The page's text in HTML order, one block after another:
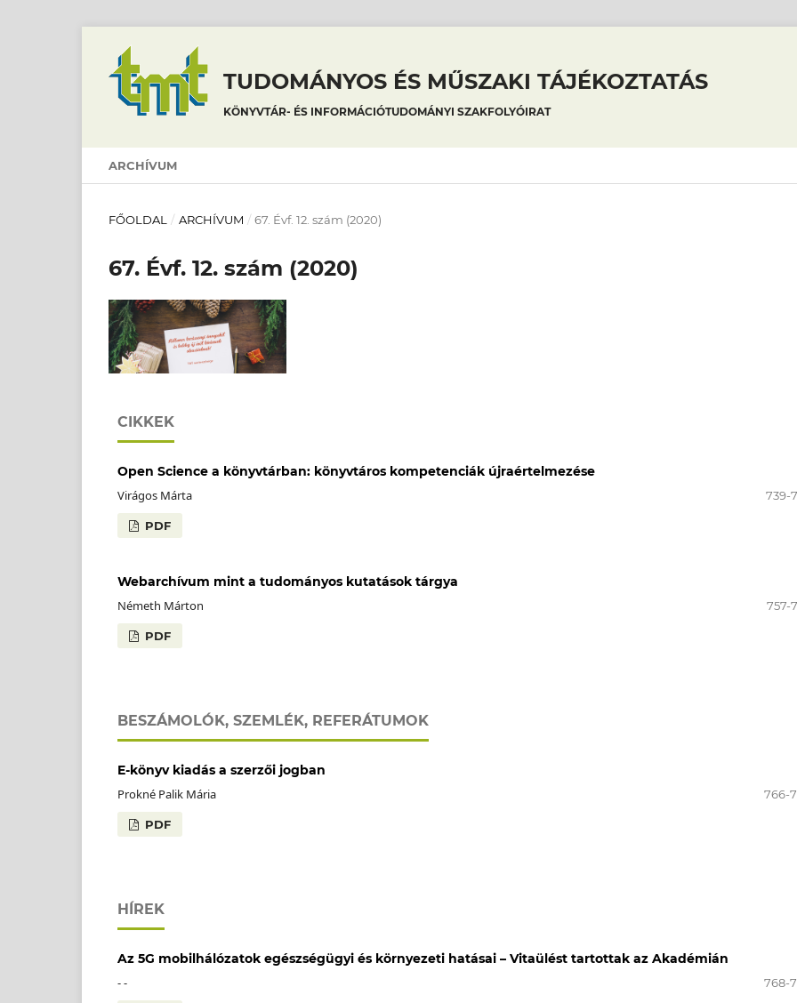
TUDOMÁNYOS ÉS MŰSZAKI TÁJÉKOZTATÁS
KÖNYVTÁR- ÉS INFORMÁCIÓTUDOMÁNYI SZAKFOLYÓIRAT
ARCHÍVUM
FŐOLDAL / ARCHÍVUM / 67. Évf. 12. szám (2020)
67. Évf. 12. szám (2020)
CIKKEK
Open Science a könyvtárban: könyvtáros kompetenciák újraértelmezése
Virágos Márta
739-
PDF
Webarchívum mint a tudományos kutatások tárgya
Németh Márton
757-
PDF
BESZÁMOLÓK, SZEMLÉK, REFERÁTUMOK
E-könyv kiadás a szerzői jogban
Prokné Palik Mária
766-
PDF
HÍREK
Az 5G mobilhálózatok egészségügyi és környezeti hatásai – Vitaülést tartottak az Akadémián
- -
768-